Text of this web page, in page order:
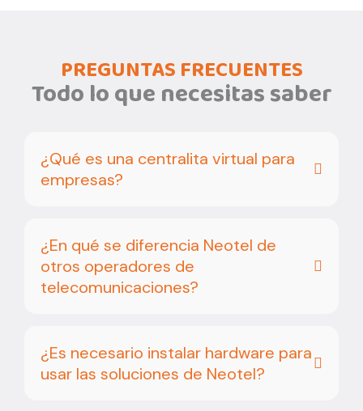
PREGUNTAS FRECUENTES
Todo lo que necesitas saber
¿Qué es una centralita virtual para
empresas?
¿En qué se diferencia Neotel de
otros operadores de
telecomunicaciones?
¿Es necesario instalar hardware para
usar las soluciones de Neotel?